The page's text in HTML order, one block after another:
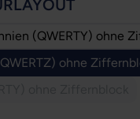
(QWERTY) ohne
ohne